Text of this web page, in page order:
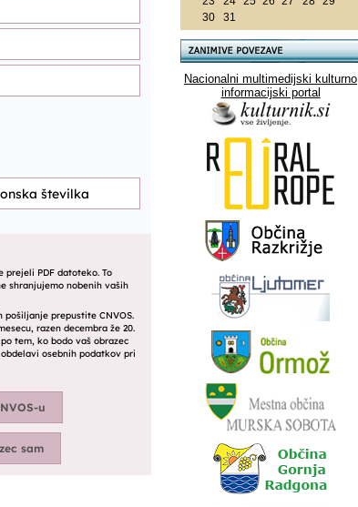
30
31
Nacionalni multimedijski kulturno
informacijski portal